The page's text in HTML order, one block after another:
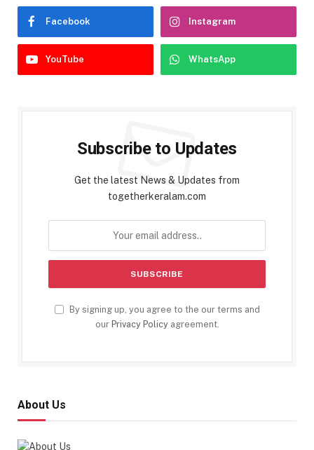
Facebook Instagram
YouTube WhatsApp
Subscribe to Updates
Get the latest News & Updates from
togetherkeralam.com
By signing up, you agree to the our terms and
our Privacy Policyagreement.
About Us